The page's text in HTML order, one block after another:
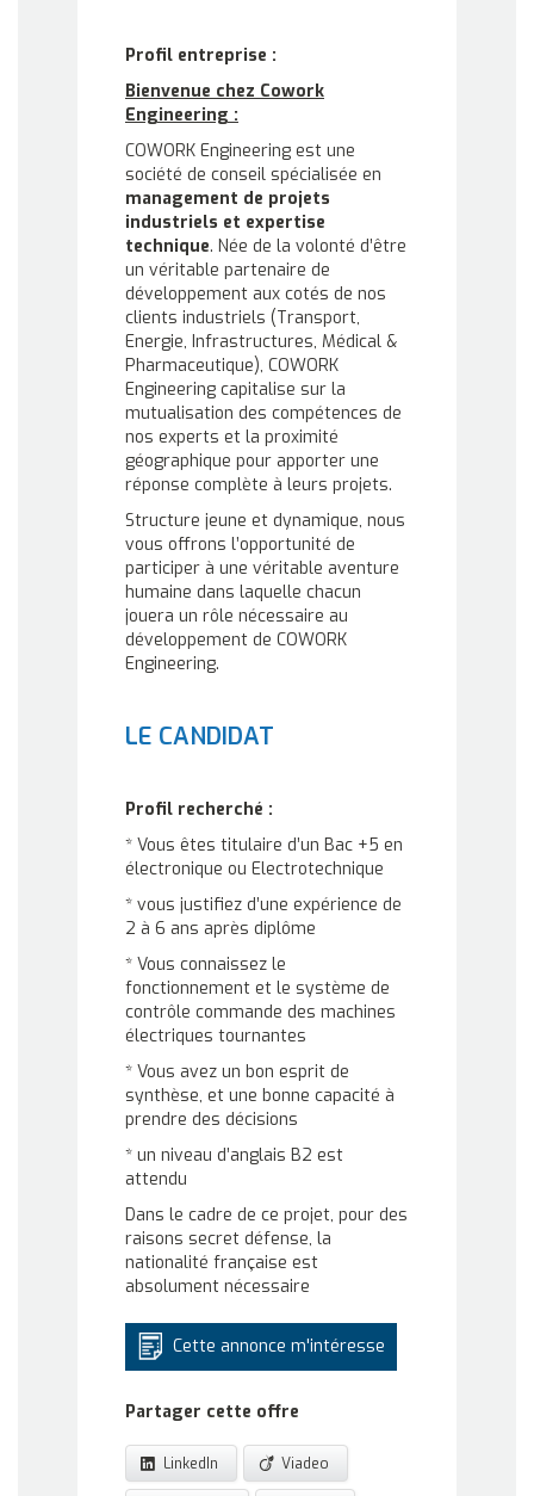
Profil entreprise :
Bienvenue chez Cowork
Engineering :
COWORK Engineering est une
société de conseil spécialisée en
management de projets
industriels et expertise
technique. Née de la volonté d’être
un véritable partenaire de
développement aux cotés de nos
clients industriels (Transport,
Energie, Infrastructures, Médical &
Pharmaceutique), COWORK
Engineering capitalise sur la
mutualisation des compétences de
nos experts et la proximité
géographique pour apporter une
réponse complète à leurs projets.
Structure jeune et dynamique, nous
vous offrons l’opportunité de
participer à une véritable aventure
humaine dans laquelle chacun
jouera un rôle nécessaire au
développement de COWORK
Engineering.
LE CANDIDAT
Profil recherché :
* Vous êtes titulaire d’un Bac +5 en
électronique ou Electrotechnique
* vous justifiez d’une expérience de
2 à 6 ans après diplôme
* Vous connaissez le
fonctionnement et le système de
contrôle commande des machines
électriques tournantes
* Vous avez un bon esprit de
synthèse, et une bonne capacité à
prendre des décisions
* un niveau d’anglais B2 est
attendu
Dans le cadre de ce projet, pour des
raisons secret défense, la
nationalité française est
absolument nécessaire
Cette annonce m'intéresse
Partager cette offre
LinkedIn Viadeo